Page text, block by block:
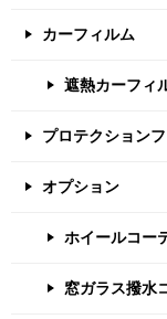
カーフィルム
遮熱カーフィ
プロテクション
オプション
ホイールコー
窓ガラス撥水